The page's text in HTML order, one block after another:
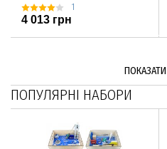
1
4 013 грн
ПОПУЛЯРНІ НАБОРИ